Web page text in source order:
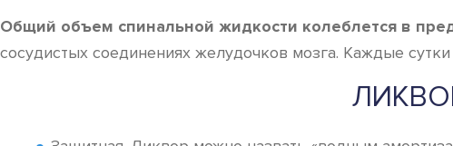
Общий объем спинальной жидкости колеблется в
сосудистых соединениях желудочков мозга. Каждые